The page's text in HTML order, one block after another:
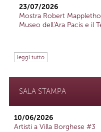
23/07/2026
Mostra Robert
Museo dell'Ara Pacis e il
leggi tutto
SALA STAMPA
10/06/2026
Artisti a Villa Borghese #3